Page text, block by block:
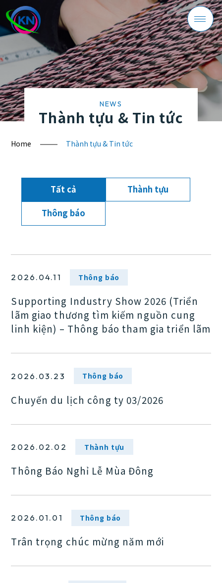
Giới thiệu công ty
Giới thiệu sản phẩm
Quản lý sản xuất
NEWS
Thành tựu & Tin tức
Home Thành tựu & Tin tức
Tất cả Thành tựu
Thông báo
2026.04.11 Thông báo
Supporting Industry Show 2026 (Triển
lãm giao thương tìm kiếm nguồn cung
linh kiện) – Thông báo tham gia triển lãm
2026.03.23 Thông báo
Chuyến du lịch công ty 03/2026
2026.02.02 Thành tựu
Thông Báo Nghỉ Lễ Mùa Đông
2026.01.01 Thông báo
Trân trọng chúc mừng năm mới